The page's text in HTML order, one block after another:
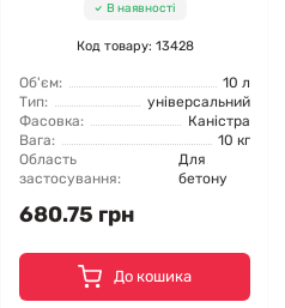
В наявності
Код товару: 13428
Об'єм:
10 л
Тип:
універсальний
Фасовка:
Каністра
Вага:
10 кг
Область
застосування:
Для
бетону
680.75 грн
До кошика